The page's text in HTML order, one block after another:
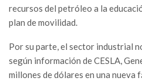
recursos del petróleo a la
plan de movilidad.
Por su parte, el sector industrial
según información de CESLA,
millones de dólares en una nueva